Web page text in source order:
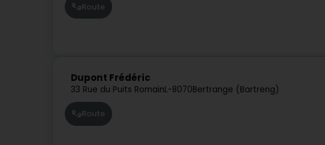
Route
Dupont Frédéric
33 Rue du Puits RomainL-8070Bertrange (Bartreng)
Route